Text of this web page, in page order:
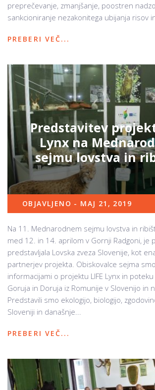
preprečevanje, zmanjšanje, poostren
sankcioniranje nezakonitega ubijanja risov
PREBERI VEČ...
Predstavitev
Lynx na
sejmu lovstva in
OBJAVLJENO - MAJ 21, 2019
Na 11. Mednarodnem sejmu lovstva in
med 12. in 14. aprilom v Gornji Radgoni, je
predstavljala Lovska zveza Slovenije, kot
partnerjev projekta. Obiskovalce sejma
informacijami o projektu LIFE Lynx in
Goruja in Doruja iz Romunije v Slovenijo in
Predstavili smo ekologijo, biologijo,
Sloveniji in današnje...
PREBERI VEČ...